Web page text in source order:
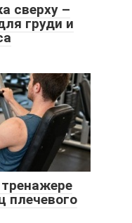
сверху –
груди и
плечевого